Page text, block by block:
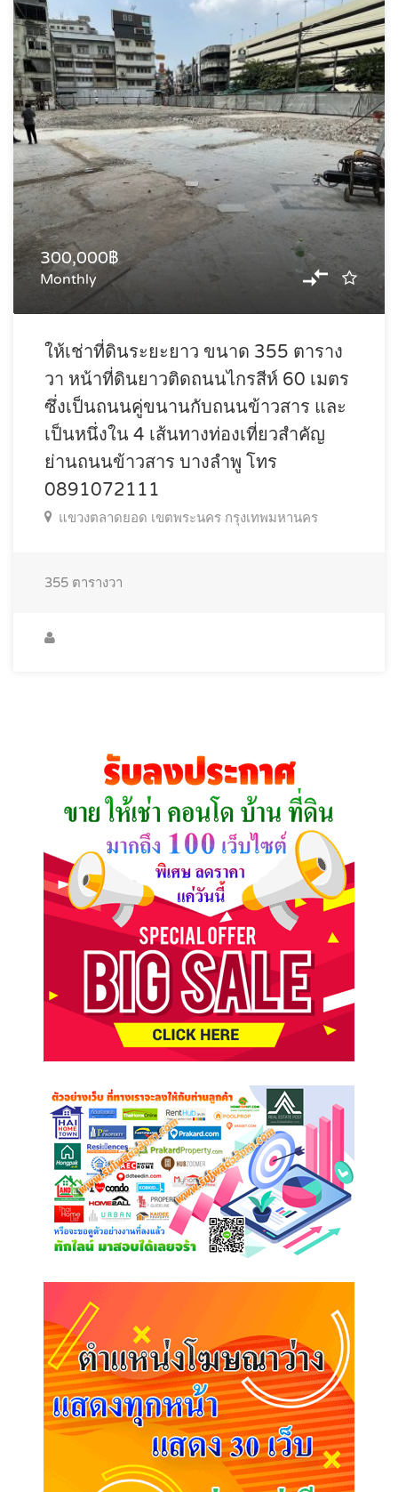
300,000฿
Monthly
ให้เช่าที่ดินระยะยาว ขนาด 355 ตาราง
วา หน้าที่ดินยาวติดถนนไกรสีห์ 60 เมตร
ซึ่งเป็นถนนคู่ขนานกับถนนข้าวสาร และ
เป็นหนึ่งใน 4 เส้นทางท่องเที่ยวสำคัญ
ย่านถนนข้าวสาร บางลำพู โทร
0891072111
แขวงตลาดยอด เขตพระนคร กรุงเทพมหานคร
355 ตารางวา